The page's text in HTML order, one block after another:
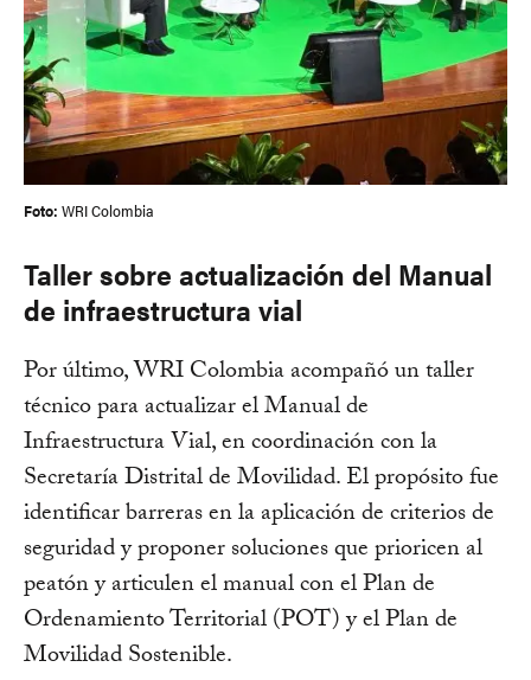
Foto: WRI Colombia
Taller sobre actualización del Manual
de infraestructura vial
Por último, WRI Colombia acompañó un taller
técnico para actualizar el Manual de
Infraestructura Vial, en coordinación con la
Secretaría Distrital de Movilidad. El propósito fue
identificar barreras en la aplicación de criterios de
seguridad y proponer soluciones que prioricen al
peatón y articulen el manual con el Plan de
Ordenamiento Territorial (POT) y el Plan de
Movilidad Sostenible.